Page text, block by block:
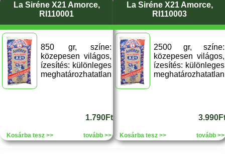
La Siréne X21 Amorce,
RI110001
850 gr, színe:
közepesen világos,
ízesítés: különleges
meghatározhatatlan
1.790Ft
Kosárba tesz >> tovább >>
La Siréne X21 Amorce,
RI110003
2500 gr, színe:
közepesen világos,
ízesítés: különleges
meghatározhatatlan
Kosárba tesz >> tovább >>